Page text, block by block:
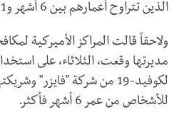
الذين تتراوح أعمارهم بين 6 أشهر و11 عاماً، بحسب "رويترز".
ولاحقاً قالت المراكز الأميركية
مديرتها وقعت، الثلاثاء، على
لكوفيد-19 من شركة "فايزر"
للأشخاص من عمر 6 أشهر فأكثر.